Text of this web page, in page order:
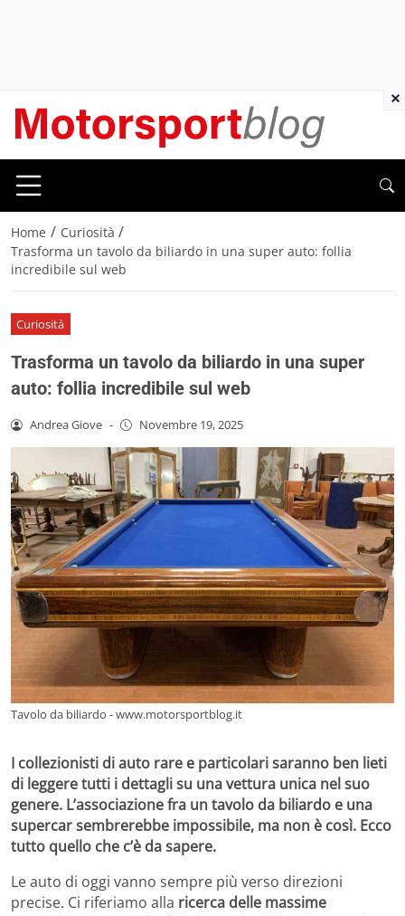
Home / Curiosità /
Trasforma un tavolo da biliardo in una super auto: follia
incredibile sul web
Curiosità
Trasforma un tavolo da biliardo in una super
auto: follia incredibile sul web
Andrea Giove - Novembre 19, 2025
Tavolo da biliardo - www.motorsportblog.it
I collezionisti di auto rare e particolari saranno ben lieti
di leggere tutti i dettagli su una vettura unica nel suo
genere. L’associazione fra un tavolo da biliardo e una
supercar sembrerebbe impossibile, ma non è così. Ecco
tutto quello che c’è da sapere.
Le auto di oggi vanno sempre più verso direzioni
precise. Ci riferiamo alla ricerca delle massime
×